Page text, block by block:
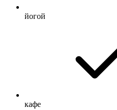
йогой
кафе